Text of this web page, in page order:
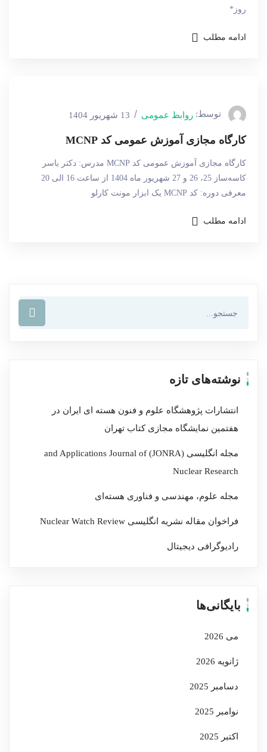
روز*
ادامه مطلب
توسط: روابط عمومی 13 شهریور 1404
کارگاه مجازی آموزش عمومی کد MCNP
کارگاه مجازی آموزش عمومی کد MCNP مدرس: دکتر یاسر
کاسه‌ساز 25، 26 و 27 شهریور ماه 1404 از ساعت 16 الی 20
معرفی دوره: کد MCNP یک ابزار مونت کارلو
ادامه مطلب
نوشته‌های تازه
انتشارات پژوهشگاه علوم و فنون هسته ای ایران در
هفتمین نمایشگاه مجازی کتاب تهران
مجله انگلیسی (JONRA) and Applications Journal of
Nuclear Research
مجله علوم، مهندسی و فناوری هسته‌ای
فراخوان مقاله نشریه انگلیسی Nuclear Watch Review
رادیوگرافی دیجیتال
بایگانی‌ها
می 2026
ژانویه 2026
دسامبر 2025
نوامبر 2025
اکتبر 2025